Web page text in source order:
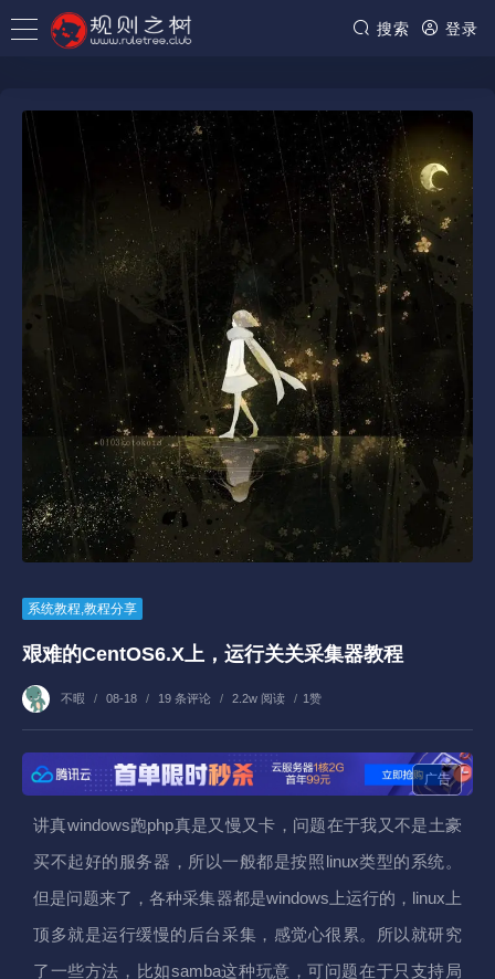
搜索 登录
系统教程 教程分享
艰难的CentOS6.X上，运行关关采集器教程
不暇 / 08-18 / 19 条评论 / 2.2w 阅读 / 1赞
广告
讲真windows跑php真是又慢又卡，问题在于我又不是土豪
买不起好的服务器，所以一般都是按照linux类型的系统。
但是问题来了，各种采集器都是windows上运行的，linux上
顶多就是运行缓慢的后台采集，感觉心很累。所以就研究
了一些方法，比如samba这种玩意，可问题在于只支持局